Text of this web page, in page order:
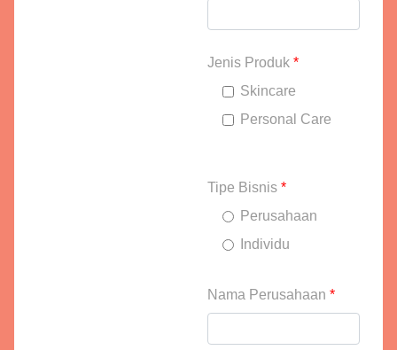
Jenis Produk *
Skincare
Personal Care
Tipe Bisnis *
Perusahaan
Individu
Nama Perusahaan *